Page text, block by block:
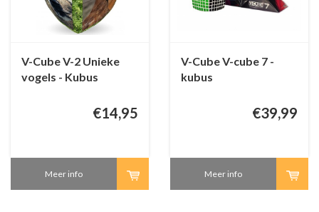
V-Cube V-2 Unieke
vogels - Kubus
€14,95
Meer info
V-Cube V-cube 7 -
kubus
€39,99
Meer info